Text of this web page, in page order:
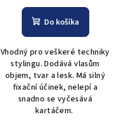
Do košíka
Vhodný pro veškeré techniky
stylingu. Dodává vlasům
objem, tvar a lesk. Má silný
fixační účinek, nelepí a
snadno se vyčesává
kartáčem.